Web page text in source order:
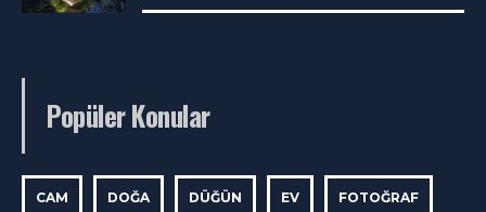
Popüler Konular
CAM DOĞA DÜĞÜN EV FOTOĞRAF